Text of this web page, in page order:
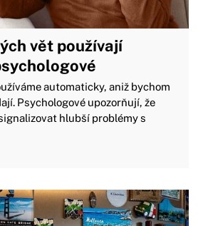
vět používají
automaticky, aniž bychom
Psychologové upozorňují, že
hlubší problémy s